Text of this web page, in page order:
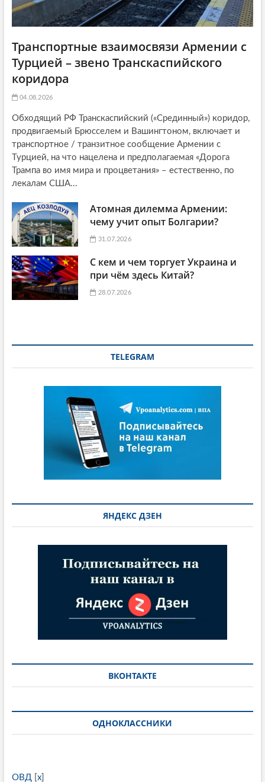
Транспортные взаимосвязи Армении с
Турцией – звено Транскаспийского
коридора
04.08.2026
Обходящий РФ Транскаспийский («Срединный») коридор,
продвигаемый Брюсселем и Вашингтоном, включает и
транспортное / транзитное сообщение Армении с
Турцией, на что нацелена и предполагаемая «Дорога
Трампа во имя мира и процветания» – естественно, по
лекалам США...
Атомная дилемма Армении:
чему учит опыт Болгарии?
31.07.2026
С кем и чем торгует Украина и
при чём здесь Китай?
28.07.2026
TELEGRAM
ЯНДЕКС ДЗЕН
ВКОНТАКТЕ
ОДНОКЛАССНИКИ
ОВД x]